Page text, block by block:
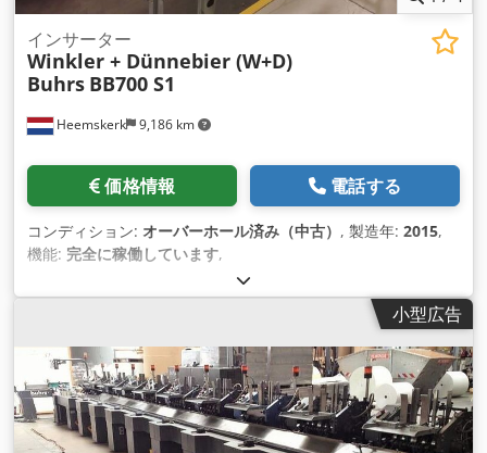
Heemskerk 9,186 km
インサーター
Winkler + Dünnebier (W+D)
Buhrs BB700 S1
価格情報 電話する
コンディション: オーバーホール済み（中古） , 製造年: 2015,
機能: 完全に稼働しています,
小型広告